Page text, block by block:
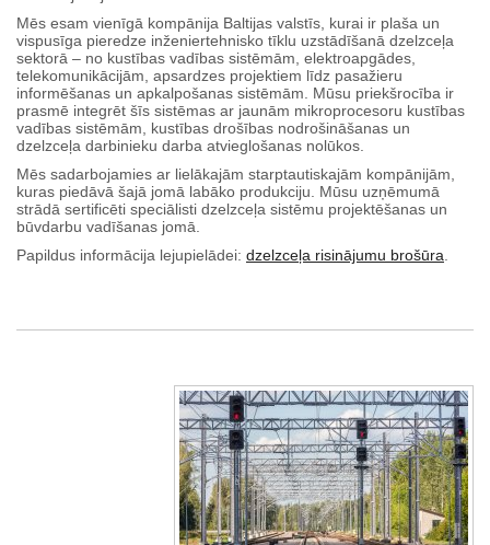
Mēs esam vienīgā kompānija Baltijas valstīs, kurai ir plaša un
vispusīga pieredze inženiertehnisko tīklu uzstādīšanā dzelzceļa
sektorā – no kustības vadības sistēmām, elektroapgādes,
telekomunikācijām, apsardzes projektiem līdz pasažieru
informēšanas un apkalpošanas sistēmām. Mūsu priekšrocība ir
prasmē integrēt šīs sistēmas ar jaunām mikroprocesoru kustības
vadības sistēmām, kustības drošības nodrošināšanas un
dzelzceļa darbinieku darba atvieglošanas nolūkos.
Mēs sadarbojamies ar lielākajām starptautiskajām kompānijām,
kuras piedāvā šajā jomā labāko produkciju. Mūsu uzņēmumā
strādā sertificēti speciālisti dzelzceļa sistēmu projektēšanas un
būvdarbu vadīšanas jomā.
Papildus informācija lejupielādei: dzelzceļa risinājumu brošūra